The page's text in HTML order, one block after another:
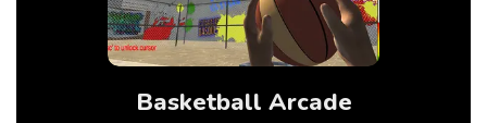
Basketball Arcade